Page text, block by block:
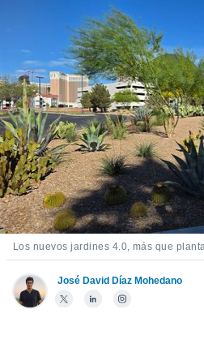
permite
seguir
contenido
coste.
botón
a la
la
todas
ya sean
nuestros
nos
ACEPTAR
Y
CONTINUAR
CONFIGURACIÓN
Los nuevos jardines 4.0, más que
José David Díaz Mohedano